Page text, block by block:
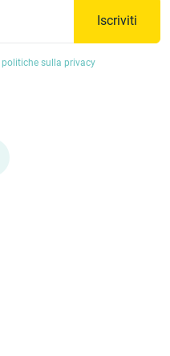
Iscriviti
politiche sulla privacy